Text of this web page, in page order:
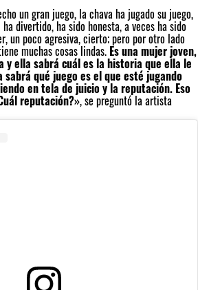
un gran juego, la chava ha jugado su juego,
divertido, ha sido honesta, a veces ha sido
un poco agresiva, cierto; pero por otro lado
muchas cosas lindas. Es una mujer joven,
ella sabrá cuál es la historia que ella le
qué juego es el que esté jugando
en tela de juicio y la reputación. Eso
reputación?», se preguntó la artista